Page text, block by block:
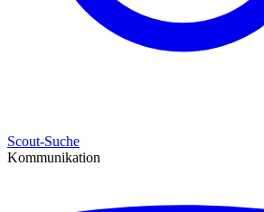
Scout-Suche
Kommunikation